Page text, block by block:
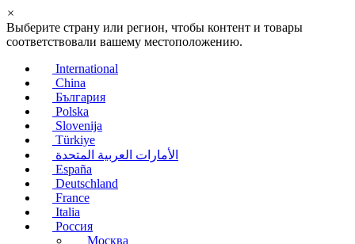
×
Выберите страну или регион, чтобы контент и товары
соответствовали вашему местоположению.
International
China
България
Polska
Slovenija
Türkiye
الأمارات العربية المتحدة
España
Deutschland
France
Italia
Россия
Москва